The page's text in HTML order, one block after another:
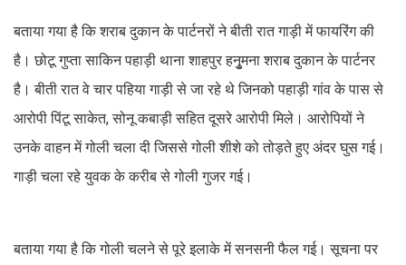
बताया गया है कि शराब दुकान के पार्टनरों ने बीती रात गाड़ी में फायरिंग की
है। छोटू गुप्ता साकिन पहाड़ी थाना शाहपुर हनुृमना शराब दुकान के पार्टनर
है। बीती रात वे चार पहिया गाड़ी से जा रहे थे जिनको पहाड़ी गांव के पास से
आरोपी पिंटू साकेत, सोनू कबाड़ी सहित दूसरे आरोपी मिले। आरोपियों ने
उनके वाहन में गोली चला दी जिससे गोली शीशे को तोड़ते हुए अंदर घुस गई।
गाड़ी चला रहे युवक के करीब से गोली गुजर गई।
बताया गया है कि गोली चलने से पूरे इलाके में सनसनी फैल गई। सूचना पर